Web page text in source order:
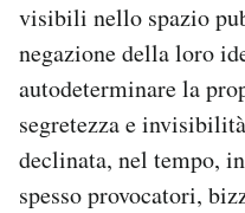
visibili nello spazio
negazione della loro
autodeterminare la
segretezza e
declinata, nel tempo,
spesso provocatori,